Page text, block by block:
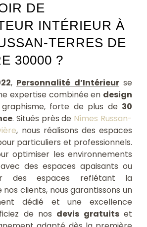
DE
INTÉRIEUR À
TERRES DE
30000 ?
, Personnalité d’Intérieurse
expertise combinée en design
forte de plus de 30
. Situés près de Nîmes Russan-
, nous réalisons des espaces
particuliers et professionnels.
optimiser les environnements
des espaces apaisants ou
des espaces reflétant la
clients, nous garantissons un
dédié et une excellence
de nos devis gratuitset